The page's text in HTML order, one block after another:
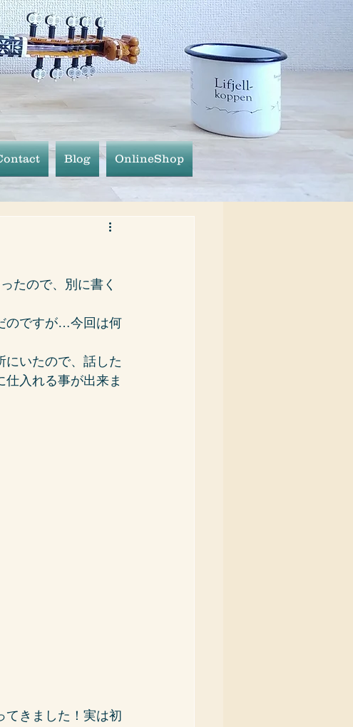
Blog OnlineShop
たので、別に書く
のですが…今回は何
いたので、話した
入れる事が出来ま
てきました！実は初